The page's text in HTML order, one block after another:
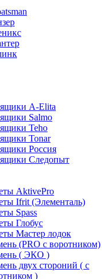
A-Elita
Salmo
Teho
Tonar
Россия
Следопыт
AktivePro
Ifrit (Элементаль)
Spass
Глобус
Мастер лодок
(PRO c воротником)
( ЭКО )
двух стороний ( с
)